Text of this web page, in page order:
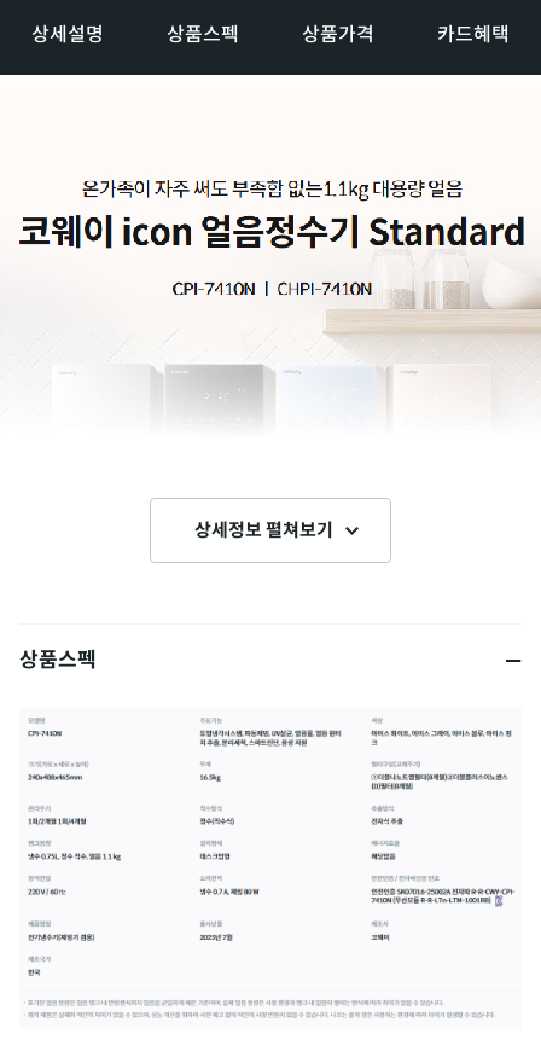
상세설명 상품스펙 상품가격 카드혜택
상세정보 펼쳐보기
상품스펙